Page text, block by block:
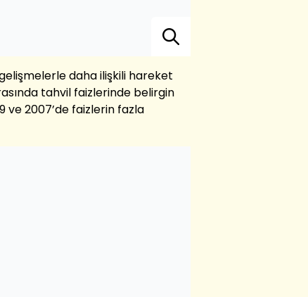
daha ilişkili hareket
tahvil faizlerinde belirgin
ve 2007’de faizlerin fazla